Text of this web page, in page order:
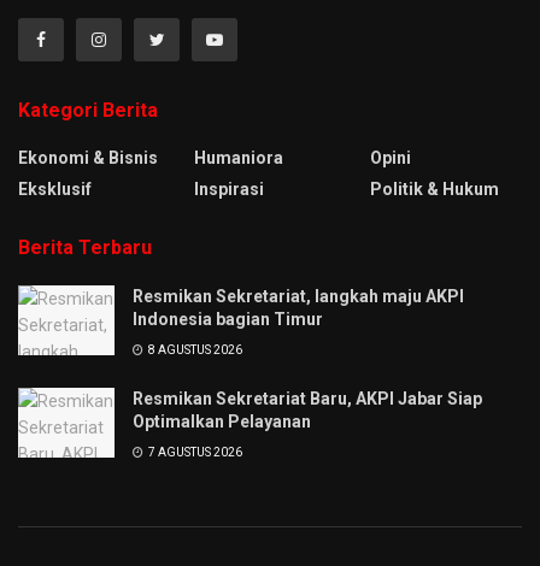
Kategori Berita
Ekonomi & Bisnis
Eksklusif
Humaniora
Inspirasi
Opini
Politik & Hukum
Berita Terbaru
Resmikan Sekretariat, langkah maju AKPI
Indonesia bagian Timur
8 AGUSTUS 2026
Resmikan Sekretariat Baru, AKPI Jabar Siap
Optimalkan Pelayanan
7 AGUSTUS 2026